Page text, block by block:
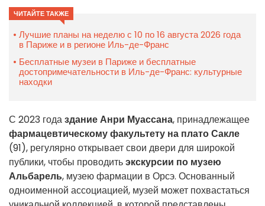
ЧИТАЙТЕ ТАКЖЕ
Лучшие планы на неделю с 10 по 16 августа 2026 года
в Париже и в регионе Иль-де-Франс
Бесплатные музеи в Париже и бесплатные
достопримечательности в Иль-де-Франс: культурные
находки
С 2023 годаздание Анри Муассана, принадлежащее
фармацевтическому факультету на плато Сакле
(91), регулярно открывает свои двери для широкой
публики, чтобы проводитьэкскурсии по музею
Альбарель, музею фармации в Орсэ. Основанный
одноименной ассоциацией, музей может похвастаться